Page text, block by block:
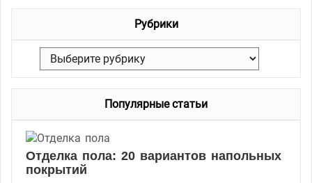
Рубрики
Популярные статьи
Отделка пола: 20 вариантов напольных
покрытий